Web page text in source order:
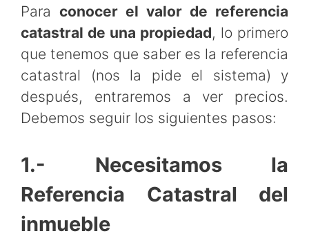
Para conocer el valor de referencia
catastral de una propiedad, lo primero
que tenemos que saber es la referencia
catastral (nos la pide el sistema) y
después, entraremos a ver precios.
Debemos seguir los siguientes pasos:
1.- Necesitamos la
Referencia Catastral del
inmueble